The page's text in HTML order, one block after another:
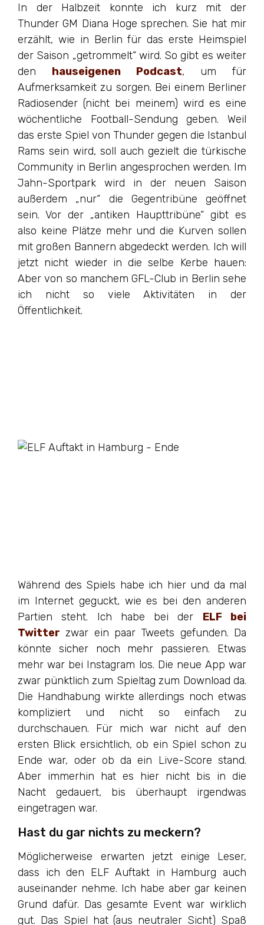
In der Halbzeit konnte ich kurz mit der
Thunder GM Diana Hoge sprechen. Sie hat mir
erzählt, wie in Berlin für das erste Heimspiel
der Saison „getrommelt“ wird. So gibt es weiter
den hauseigenen Podcast, um für
Aufmerksamkeit zu sorgen. Bei einem Berliner
Radiosender (nicht bei meinem) wird es eine
wöchentliche Football-Sendung geben. Weil
das erste Spiel von Thunder gegen die Istanbul
Rams sein wird, soll auch gezielt die türkische
Community in Berlin angesprochen werden. Im
Jahn-Sportpark wird in der neuen Saison
außerdem „nur“ die Gegentribüne geöffnet
sein. Vor der „antiken Haupttribüne“ gibt es
also keine Plätze mehr und die Kurven sollen
mit großen Bannern abgedeckt werden. Ich will
jetzt nicht wieder in die selbe Kerbe hauen:
Aber von so manchem GFL-Club in Berlin sehe
ich nicht so viele Aktivitäten in der
Öffentlichkeit.
Während des Spiels habe ich hier und da mal
im Internet geguckt, wie es bei den anderen
Partien steht. Ich habe bei der ELF bei
Twitter zwar ein paar Tweets gefunden. Da
könnte sicher noch mehr passieren. Etwas
mehr war bei Instagram los. Die neue App war
zwar pünktlich zum Spieltag zum Download da.
Die Handhabung wirkte allerdings noch etwas
kompliziert und nicht so einfach zu
durchschauen. Für mich war nicht auf den
ersten Blick ersichtlich, ob ein Spiel schon zu
Ende war, oder ob da ein Live-Score stand.
Aber immerhin hat es hier nicht bis in die
Nacht gedauert, bis überhaupt irgendwas
eingetragen war.
Hast du gar nichts zu meckern?
Möglicherweise erwarten jetzt einige Leser,
dass ich den ELF Auftakt in Hamburg auch
auseinander nehme. Ich habe aber gar keinen
Grund dafür. Das gesamte Event war wirklich
gut. Das Spiel hat (aus neutraler Sicht) Spaß